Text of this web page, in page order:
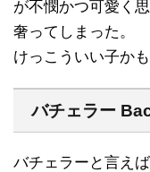
が不憫かつ可愛く
奢ってしまった。
けっこういい子か
バチェラー
バチェラーと言え